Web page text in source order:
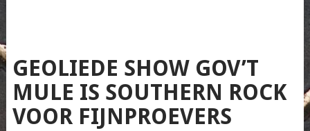
GEOLIEDE SHOW GOV’T
MULE IS SOUTHERN ROCK
VOOR FIJNPROEVERS